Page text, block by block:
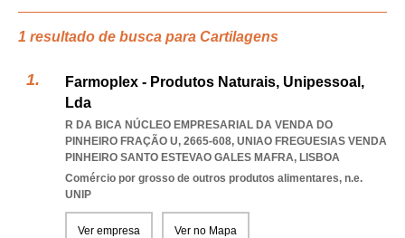
1 resultado de busca para Cartilagens
Farmoplex - Produtos Naturais, Unipessoal,
Lda
R DA BICA NÚCLEO EMPRESARIAL DA VENDA DO
PINHEIRO FRAÇÃO U, 2665-608, UNIAO FREGUESIAS VENDA
PINHEIRO SANTO ESTEVAO GALES MAFRA, LISBOA
Comércio por grosso de outros produtos alimentares, n.e.
UNIP
Ver empresa Ver no Mapa